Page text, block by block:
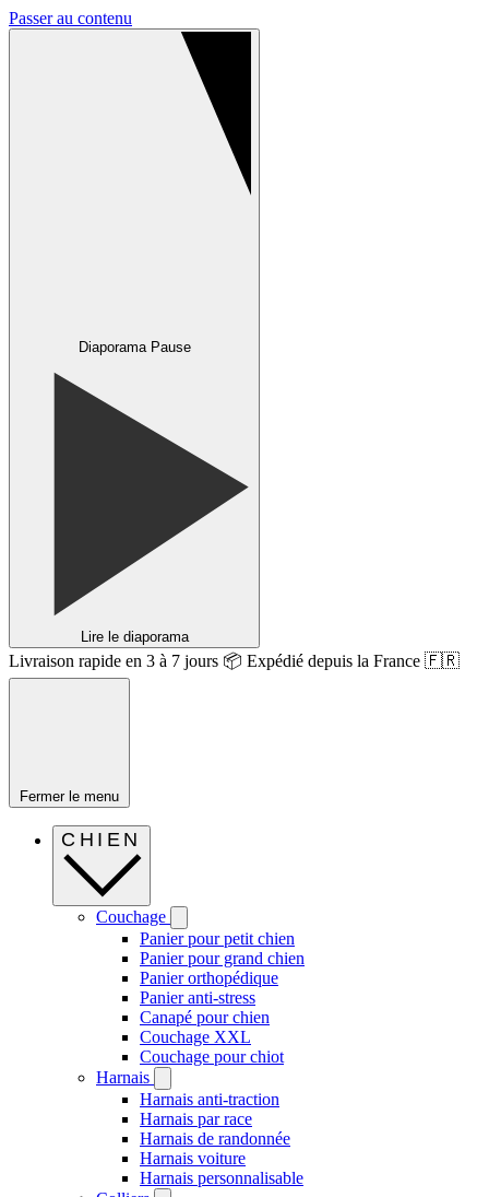
Passer au contenu
Diaporama Pause
Lire le diaporama
Livraison rapide en 3 à 7 jours 📦 Expédié depuis la France 🇫🇷
Fermer le menu
CHIEN
Couchage
Panier pour petit chien
Panier pour grand chien
Panier orthopédique
Panier anti-stress
Canapé pour chien
Couchage XXL
Couchage pour chiot
Harnais
Harnais anti-traction
Harnais par race
Harnais de randonnée
Harnais voiture
Harnais personnalisable